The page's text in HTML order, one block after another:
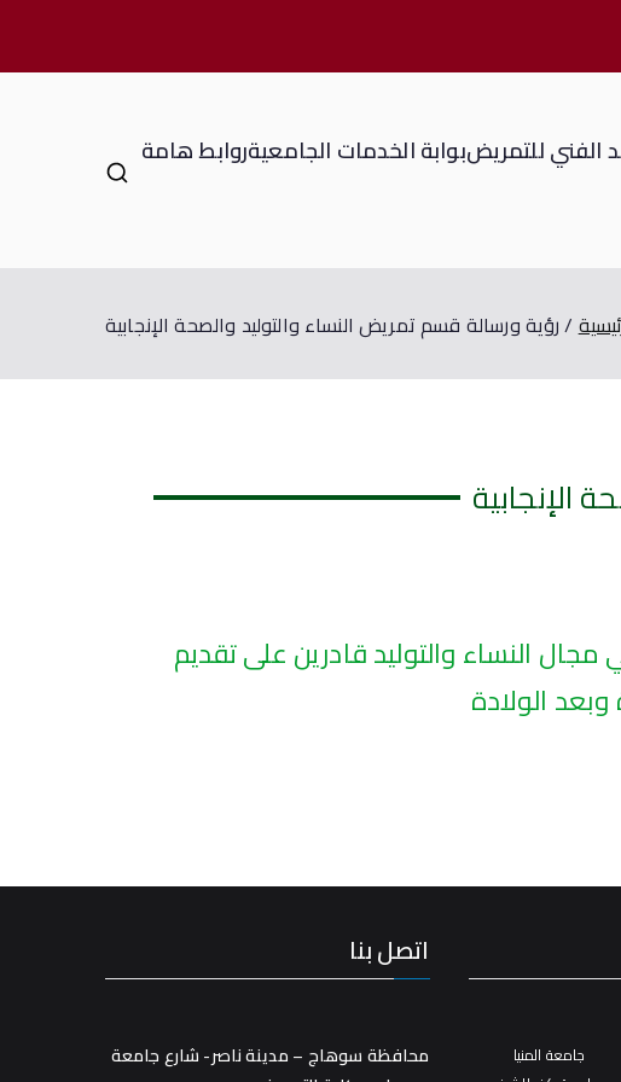
الفني للتمريضبوابة الخدمات الجامعيةروابط هامة
رؤية ورسالة قسم تمريض النساء والتوليد والصحة الإنجابية
الإنجابية
النساء والتوليد قادرين على تقديم
وبعد الولادة
جامعة المنيا
اتصل بنا
محافظة سوهاج – مدينة ناصر- شارع جامعة